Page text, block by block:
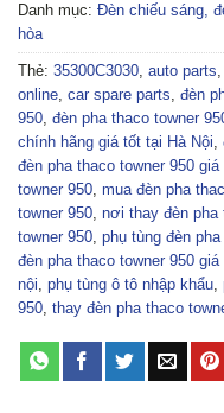
Danh mục: Đèn chiếu sáng,
hòa
Thẻ: 35300C3030, auto parts,
online, car spare parts, đèn
950, đèn pha thaco towner
chính hãng giá tốt tại Hà Nội,
đèn pha thaco towner 950 giá
towner 950, mua đèn pha
towner 950, nơi thay đèn pha
towner 950, phụ tùng đèn
đèn pha thaco towner 950 giá
nội, phụ tùng ô tô nhập khẩu,
950, thay đèn pha thaco